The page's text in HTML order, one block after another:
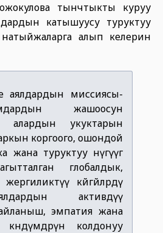
тынчтыкты куруу
катышуусу туруктуу
натыйжаларга алып келерин
аялдардын миссиясы-
жашоосун
алардын укуктарын
коргоого, ошондой
жана туруктуу өнүгүүгө
глобалдык,
көйгөйлөрдү
активдүү
эмпатия жана
колдонуу